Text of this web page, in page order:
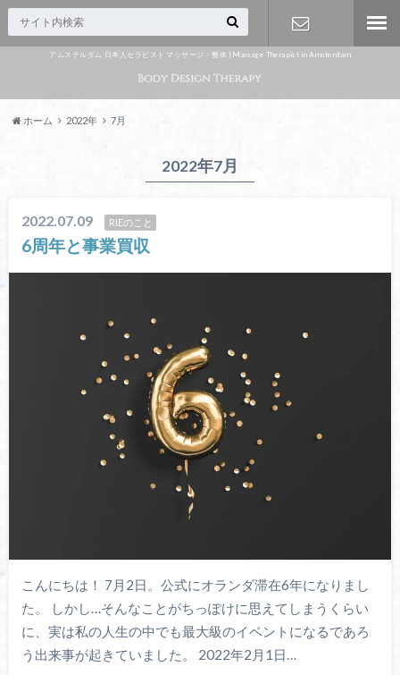
アムステルダム 日本人セラピスト マッサージ・整体 | Massage Therapist in Amsterdam
ホーム 2022年 7月
2022年7月
2022.07.09 RIEのこと
6周年と事業買収
こんにちは！ 7月2日。公式にオランダ滞在6年になりまし
た。 しかし…そんなことがちっぽけに思えてしまうくらい
に、実は私の人生の中でも最大級のイベントになるであろ
う出来事が起きていました。 2022年2月1日…